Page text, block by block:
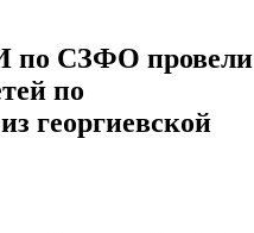
по СЗФО провели
по
георгиевской